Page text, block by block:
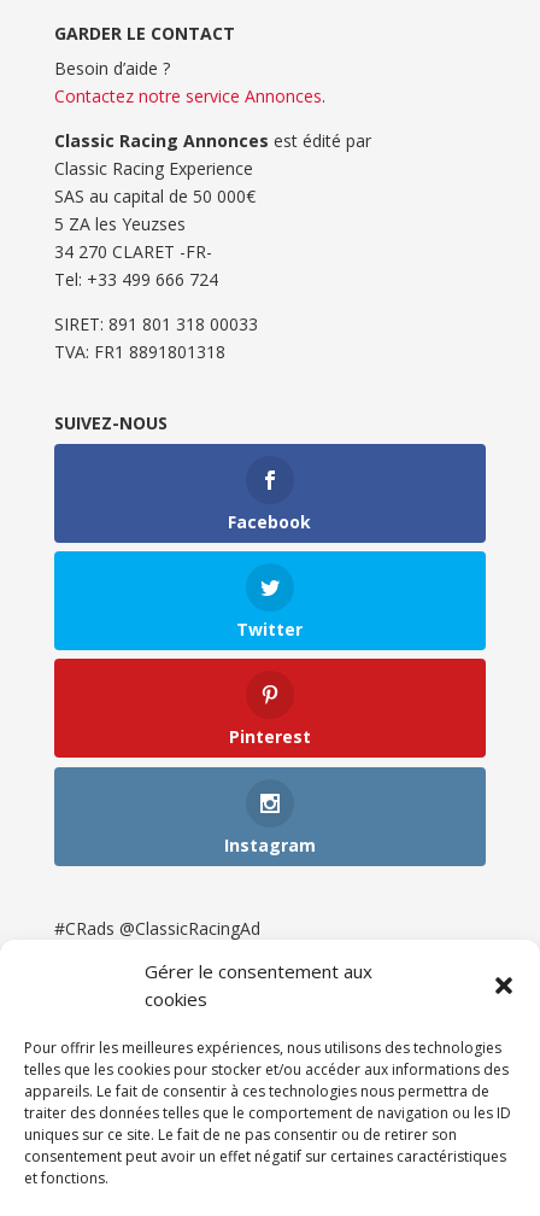
Gérer le consentement aux
cookies
Pour offrir les meilleures expériences, nous utilisons des technologies
telles que les cookies pour stocker et/ou accéder aux informations des
appareils. Le fait de consentir à ces technologies nous permettra de
traiter des données telles que le comportement de navigation ou les ID
uniques sur ce site. Le fait de ne pas consentir ou de retirer son
consentement peut avoir un effet négatif sur certaines caractéristiques
et fonctions.
GARDER LE CONTACT
Besoin d’aide ?
Contactez notre service Annonces.
Classic Racing Annonces est édité par
Classic Racing Experience
SAS au capital de 50 000€
5 ZA les Yeuzses
34 270 CLARET -FR-
Tel: ‭+33 499 666 724‬
SIRET: 891 801 318 00033
TVA: FR1 8891801318
SUIVEZ-NOUS
Facebook
Twitter
Pinterest
Instagram
#CRads @ClassicRacingAd